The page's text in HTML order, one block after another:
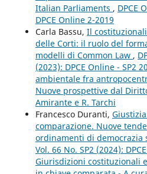
Italian Parliaments , DPCE
DPCE Online 2-2019
Carla Bassu, Il
delle Corti: il ruolo del
modelli di Common Law ,
(2023): DPCE Online - SP2
ambientale fra
Nuove prospettive dal
Amirante e R. Tarchi
Francesco Duranti,
comparazione. Nuove
ordinamenti di democrazia
Vol. 66 No. SP2 (2024):
Giurisdizioni costituzionali